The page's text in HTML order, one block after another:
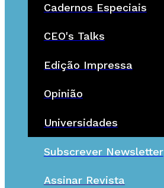
Cadernos Especiais
CEO's Talks
Edição Impressa
Opinião
Universidades
Subscrever Newsletter
Assinar Revista